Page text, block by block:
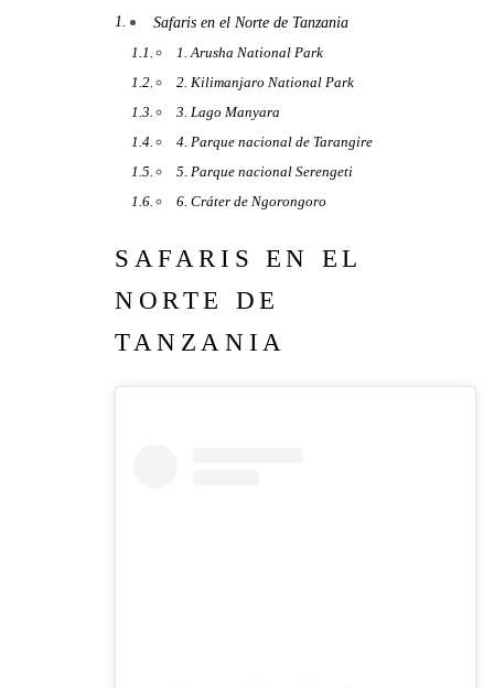
Safaris en el Norte de Tanzania
1. Arusha National Park
2. Kilimanjaro National Park
3. Lago Manyara
4. Parque nacional de Tarangire
5. Parque nacional Serengeti
6. Cráter de Ngorongoro
SAFARIS EN EL
NORTE DE
TANZANIA